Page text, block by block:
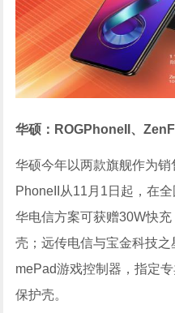
华硕：ROGPhoneII、
华硕今年以两款旗舰作为
PhoneII从11月1日起，在
华电信方案可获赠30W快
壳；远传电信与宝金科技
mePad游戏控制器，指定
保护壳。